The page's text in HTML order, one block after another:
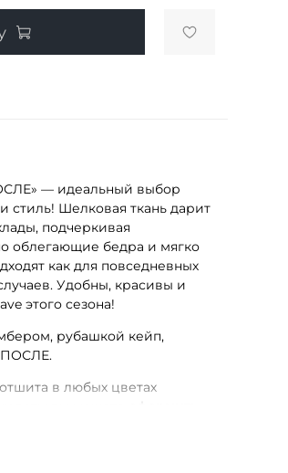
— идеальный выбор
Шелковая ткань дарит
подчеркивая
облегающие бедра и мягко
как для повседневных
Удобны, красивы и
этого сезона!
рубашкой кейп,
в любых цветах
на сайте, выбрав нужный
желаемый цвет:
жемчужный, фуксия,